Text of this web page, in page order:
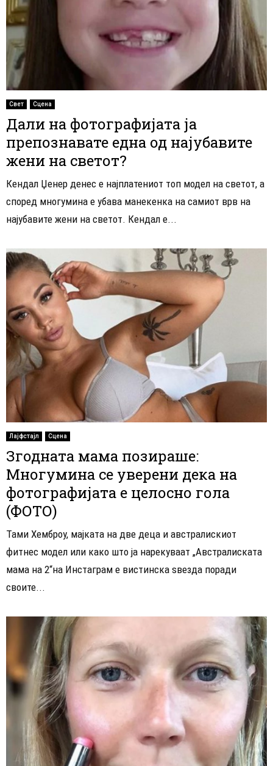
Свет Сцена
Дали на фотографијата ја
препознавате една од најубавите
жени на светот?
Кендал Џенер денес е најплатениот топ модел на светот, а
според многумина е убава манекенка на самиот врв на
најубавите жени на светот. Кендал е...
Лајфстајл Сцена
Згодната мама позираше:
Многумина се уверени дека на
фотографијата е целосно гола
(ФОТО)
Тами Хемброу, мајката на две деца и австралискиот
фитнес модел или како што ја нарекуваат „Австралиската
мама на 2“на Инстаграм е вистинска ѕвезда поради
своите...